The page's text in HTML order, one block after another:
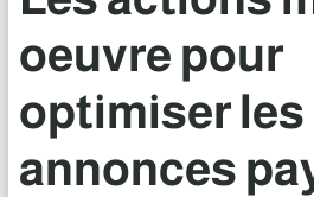
oeuvre pour
optimiser les
annonces